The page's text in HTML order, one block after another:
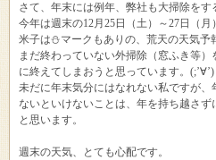
さて、年末には例年、弊社も大掃除をす
今年は週末の12月25日（土）～27日（月
米子は⛄マークもありの、荒天の天気予
まだ終わっていない外掃除（窓ふき等）
に終えてしまおうと思っています。(;’∀’)
未だに年末気分にはなれない私ですが、
ないといけないことは、年を持ち越さず
と思います。
週末の天気、とても心配です。